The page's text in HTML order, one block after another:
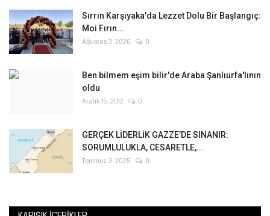
Sırrın Karşıyaka'da Lezzet Dolu Bir Başlangıç:
Moi Fırın...
Ağustos 3, 2026 0
Ben bilmem eşim bilir'de Araba Şanlıurfa'lının
oldu
Aralık 15, 2012 0
GERÇEK LİDERLİK GAZZE’DE SINANIR:
SORUMLULUKLA, CESARETLE,...
Temmuz 3, 2025 0